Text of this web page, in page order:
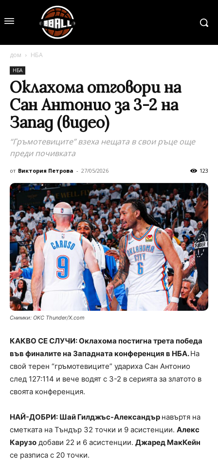
дом НБА
НБА
Оклахома отговори на
Сан Антонио за 3-2 на
Запад (видео)
“Гръмотевиците” взеха нещата в свои ръце още
преди почивката
от Виктория Петрова - 27/05/2026 123
Снимки: OKC Thunder/X.com
КАКВО СЕ СЛУЧИ: Оклахома постигна трета победа
във финалите на Западната конференция в НБА.На
свой терен “гръмотевиците” удариха Сан Антонио
след 127:114 и вече водят с 3-2 в серията за златото в
своята конференция.
НАЙ-ДОБРИ: Шай Гилджъс-Александър навъртя на
сметката на Тъндър 32 точки и 9 асистенции. Алекс
Карузо добави 22 и 6 асистенции. Джаред МакКейн
се разписа с 20 точки.